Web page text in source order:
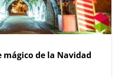
mágico de la Navidad